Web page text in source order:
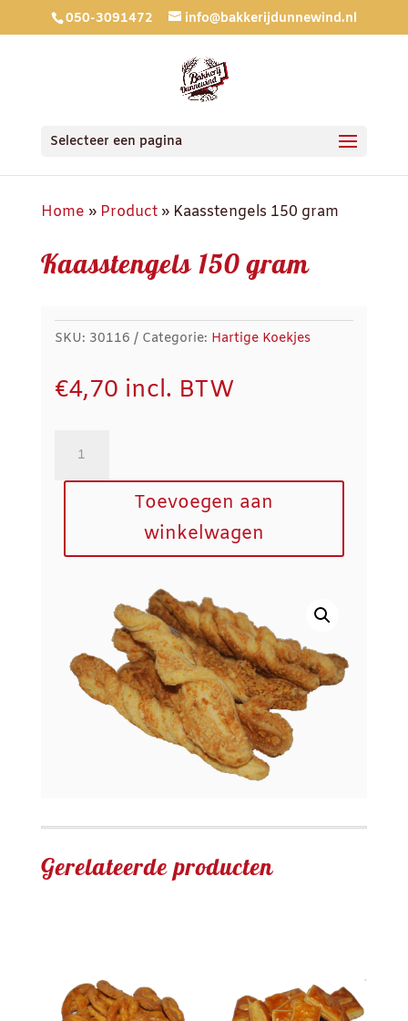
050-3091472 info@bakkerijdunnewind.nl
Selecteer een pagina
Home » Product» Kaasstengels 150 gram
Kaasstengels 150 gram
SKU: 30116 Categorie: Hartige Koekjes
€4,70 incl. BTW
Toevoegen aan
winkelwagen
Gerelateerde producten